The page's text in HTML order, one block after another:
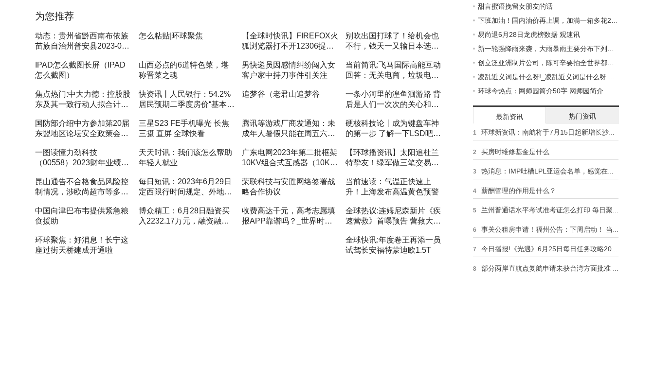
为您推荐
动态：贵州省黔西南布依族
苗族自治州普安县2023-06-
怎么粘贴|环球聚焦
【全球时快讯】FIREFOX火
狐浏览器打不开12306提示
别吹出国打球了！给机会也
不行，钱天一又输日本选
IPAD怎么截图长屏（IPAD
怎么截图）
山西必点的6道特色菜，堪
称晋菜之魂
男快递员因感情纠纷闯入女
客户家中持刀事件引关注
当前简讯:飞马国际高能互动
回答：无关电商，垃圾电厂
焦点热门:中大力德：控股股
东及其一致行动人拟合计减
快资讯丨人民银行：54.2%
居民预期二季度房价“基本不
追梦谷（老君山追梦谷
一条小河里的湟鱼洄游路 背
后是人们一次次的关心和守
国防部介绍中方参加第20届
东盟地区论坛安全政策会议
三星S23 FE手机曝光 长焦
三摄 直屏 全球快看
腾讯等游戏厂商发通知：未
成年人暑假只能在周五六日
硬核科技论丨成为键盘车神
的第一步 了解一下LSD吧
一图读懂力劲科技
（00558）2023财年业绩：
亿港元
天天时讯：我们该怎么帮助
年轻人就业
广东电网2023年第二批框架
10KV组合式互感器（10KV
【环球播资讯】太阳追杜兰
特挚友！绿军做三笔交易，
卡
昆山通告不合格食品风险控
制情况，涉欧尚超市等多家
每日短讯：2023年6月29日
定西限行时间规定、外地车
限号最新规定时间查询
荣联科技与安胜网络签署战
略合作协议
当前速读：气温正快速上
升！上海发布高温黄色预警
中国向津巴布韦提供紧急粮
食援助
博众精工：6月28日融资买
入2232.17万元，融资融券
收费高达千元，高考志愿填
报APP靠谱吗？_世界时快
全球热议:连姆尼森新片《疾
速营救》首曝预告 营救大神
环球聚焦：好消息！长宁这
座过街天桥建成开通啦
全球快讯:年度卷王再添一员
试驾长安福特蒙迪欧1.5T
甜言蜜语挽留女朋友的话
易尚退6月28日龙虎榜数据 观速讯
环球今热点：网师园简介50字 网师园简介
最新资讯 热门资讯
1 环球新资讯：南航将于7月15日起新增长沙往返吉隆坡航班
2 买房时维修基金是什么
3 热消息：IMP吐槽LPL亚运会名单，感觉在选名人堂，垫底选手也能入榜
4 薪酬管理的作用是什么？
5 兰州普通话水平考试准考证怎么打印 每日聚焦
6 事关公租房申请！福州公告：下周启动！ 当前要闻
7 今日播报!《光遇》6月25日每日任务攻略2023
8 部分两岸直航点复航申请未获台湾方面批准 国台办回应